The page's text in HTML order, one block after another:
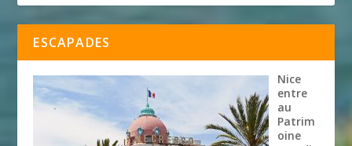
ESCAPADES
Nice
entre
au
Patrim
oine